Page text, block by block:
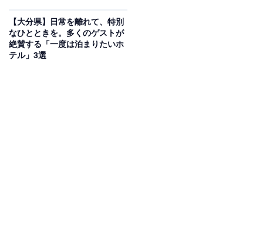
を堪能でき、情緒溢れる「榛栗の湯」や「玉伊吹の湯」
で癒やしのひと時を。地元の旬を凝縮した本格懐石も評
判です。
【大分県】日常を離れて、特別
なひとときを。多くのゲストが
絶賛する「一度は泊まりたいホ
テル」3選